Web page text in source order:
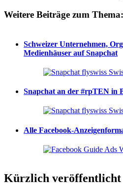
Weitere Beiträge zum Thema:
Schweizer Unternehmen,
Medienhäuser auf Snapchat
Snapchat an der #rpTEN in
Alle Facebook-
Kürzlich veröffentlicht